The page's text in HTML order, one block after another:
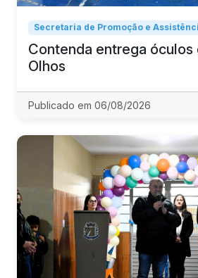
Secretaria de Promoção e
Contenda entrega óculos
Olhos
Publicado em 06/08/2026